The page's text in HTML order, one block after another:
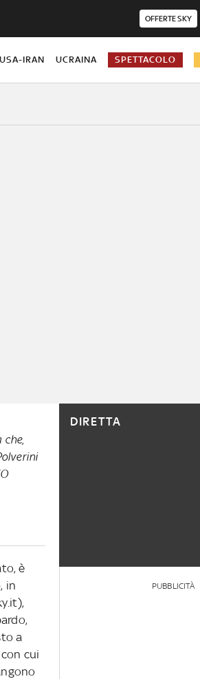
OFFERTE SKY
USA-IRAN UCRAINA SPETTACOLO
è
in
a
cui
DIRETTA
PUBBLICITÀ